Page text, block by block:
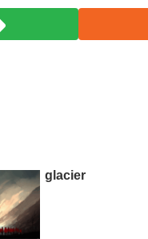
glacier